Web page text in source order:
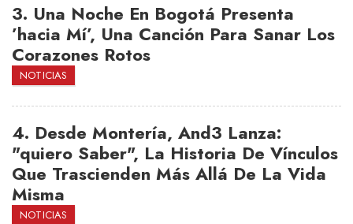
3. Una Noche En Bogotá Presenta
’hacia Mí’, Una Canción Para Sanar Los
Corazones Rotos
NOTICIAS
4. Desde Montería, And3 Lanza:
"quiero Saber", La Historia De Vínculos
Que Trascienden Más Allá De La Vida
Misma
NOTICIAS